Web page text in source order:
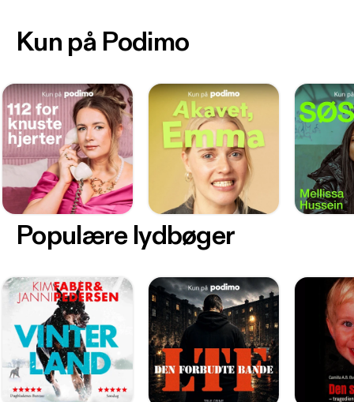
Kun på Podimo
Populære lydbøger